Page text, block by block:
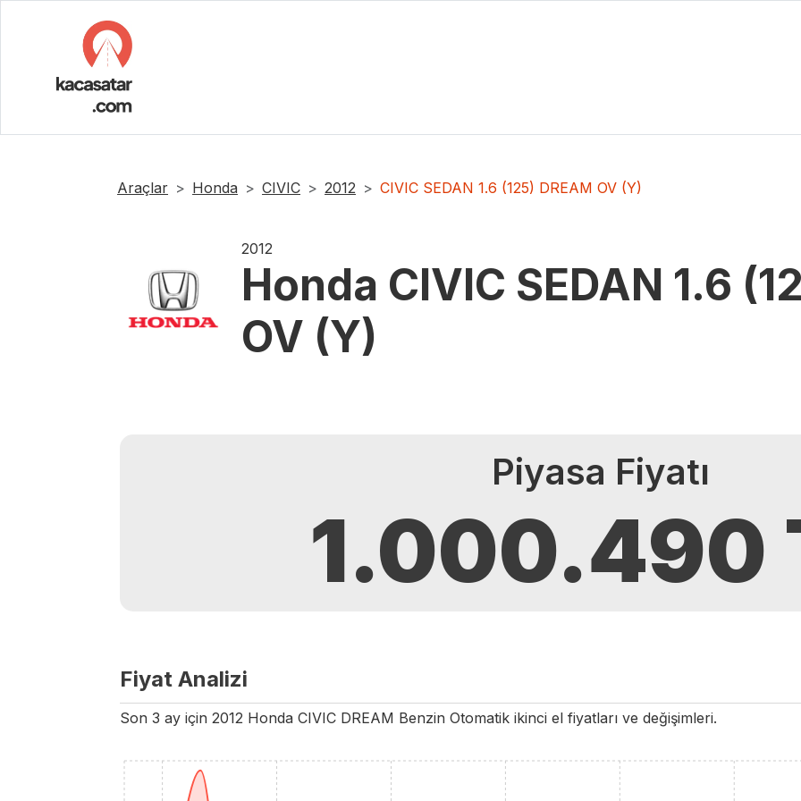
Araçlar Honda CIVIC 2012 CIVIC SEDAN 1.6 (125) DREAM OV (Y)
2012
Honda CIVIC SEDAN 1.6
OV (Y)
Piyasa Fiyatı
1.000.490
Fiyat Analizi
Son 3 ay için 2012 Honda CIVIC DREAM Benzin Otomatik ikinci el fiyatları ve değişimleri.